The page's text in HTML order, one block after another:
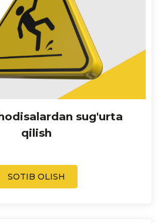
sug'urta
qilish
SOTIB OLISH